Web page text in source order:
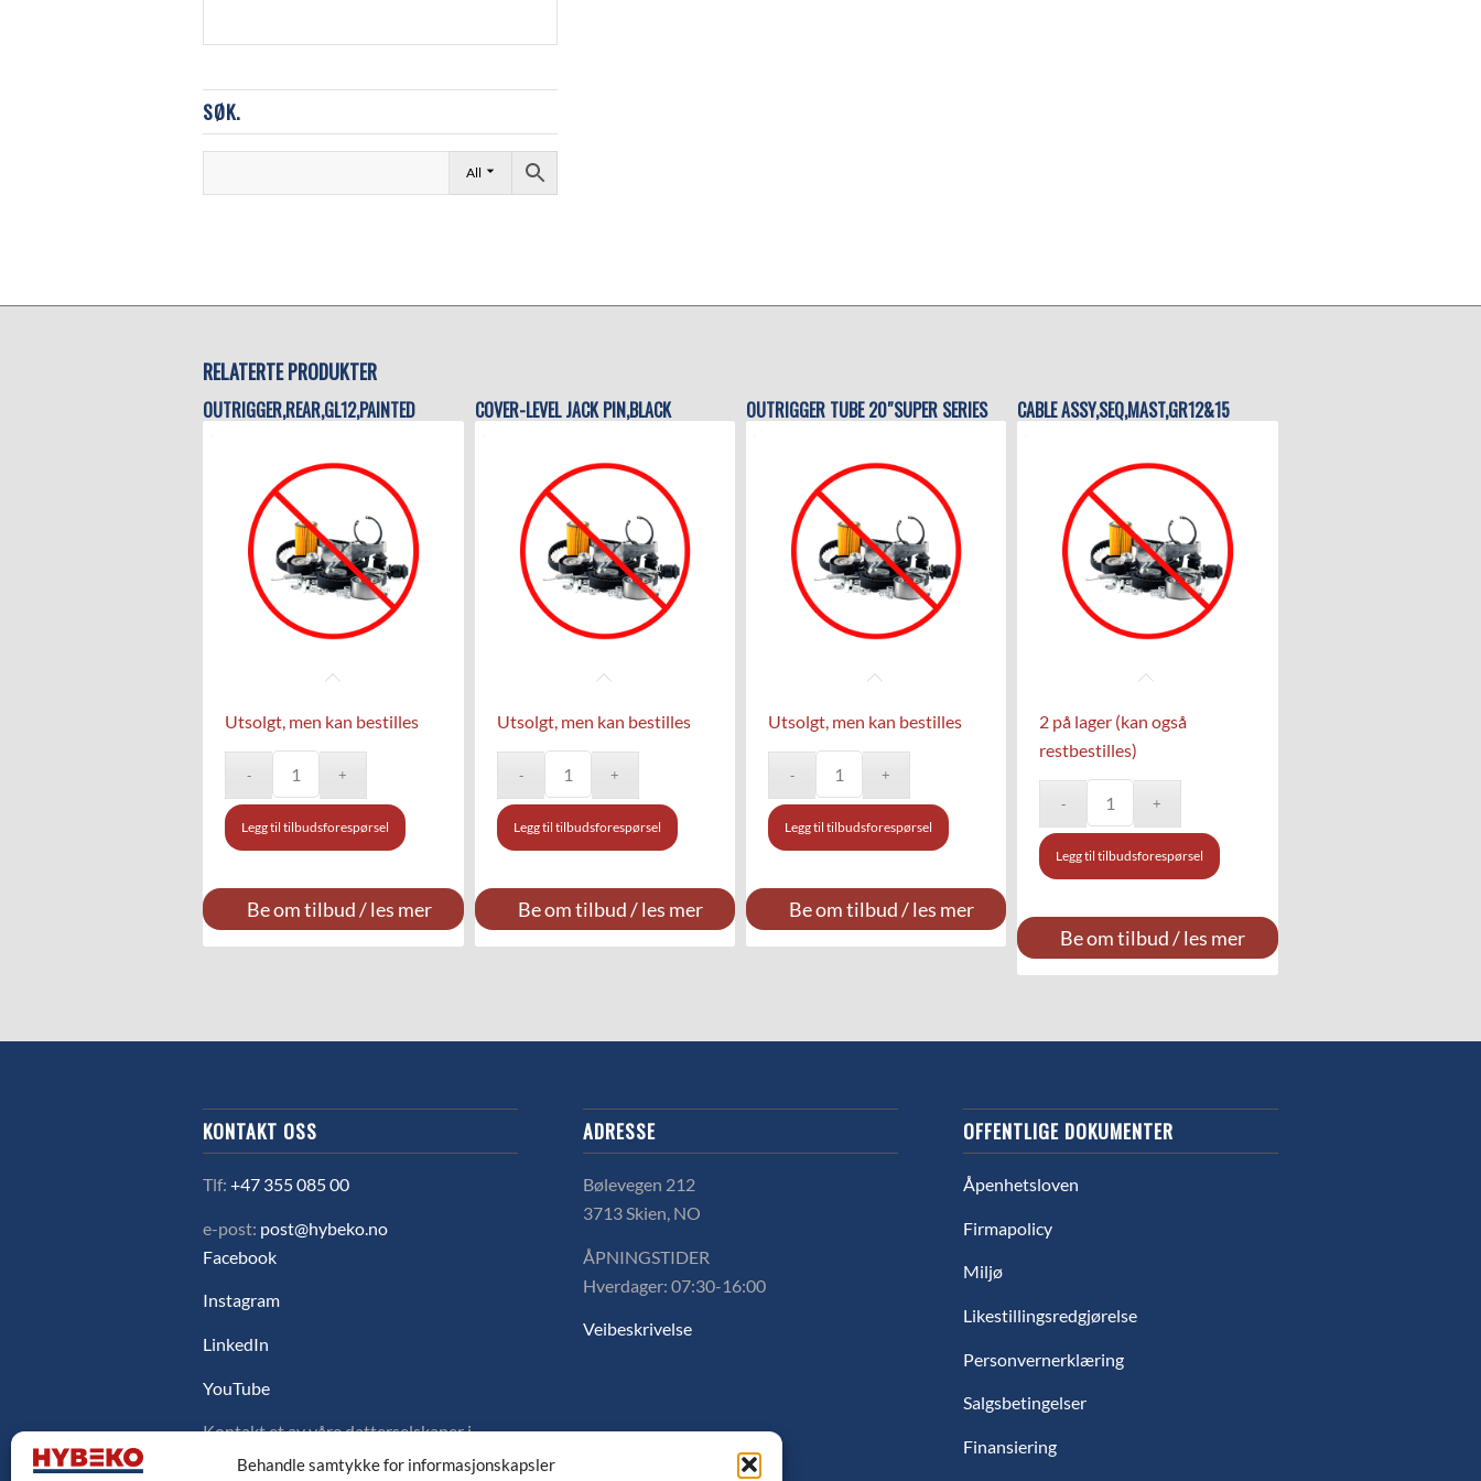
Behandle samtykke for informasjonskapsler
SØK.
All
RELATERTE PRODUKTER
OUTRIGGER,REAR,GL12,PAINTED
Utsolgt, men kan bestilles
Legg til tilbudsforespørsel
Be om tilbud / les mer
COVER-LEVEL JACK PIN,BLACK
Utsolgt, men kan bestilles
Legg til tilbudsforespørsel
Be om tilbud / les mer
OUTRIGGER TUBE 20″SUPER SERIES
Utsolgt, men kan bestilles
Legg til tilbudsforespørsel
Be om tilbud / les mer
CABLE ASSY,SEQ,MAST,GR12&15
2 på lager (kan også
restbestilles)
Legg til tilbudsforespørsel
Be om tilbud / les mer
KONTAKT OSS
Tlf:+47 355 085 00
e-post: post@hybeko.no
Facebook
Instagram
LinkedIn
YouTube
Kontakt et av våre datterselskaper i
Sverige, Danmark eller Finland ved å
ADRESSE
Bølevegen 212
3713 Skien, NO
ÅPNINGSTIDER
Hverdager: 07:30-16:00
Veibeskrivelse
OFFENTLIGE DOKUMENTER
Åpenhetsloven
Firmapolicy
Miljø
Likestillingsredgjørelse
Personvernerklæring
Salgsbetingelser
Finansiering